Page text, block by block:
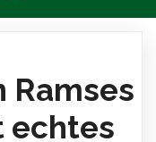
Ramses
echtes